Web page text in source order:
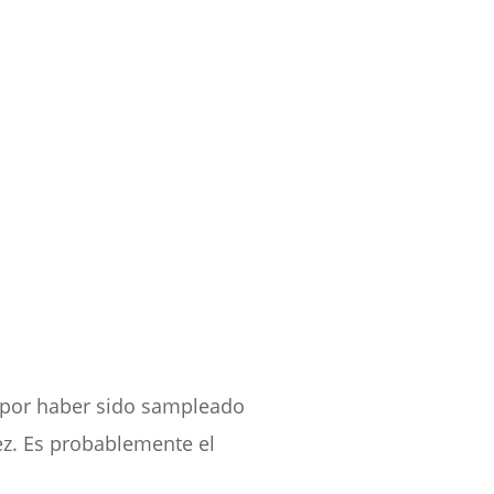
haber sido sampleado
Es probablemente el